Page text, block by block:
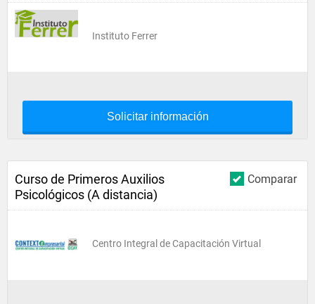
Instituto Ferrer
Solicitar información
Comparar
Curso de Primeros Auxilios
Psicológicos (A distancia)
Centro Integral de Capacitación Virtual